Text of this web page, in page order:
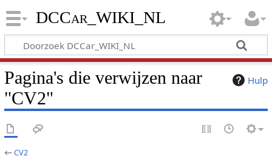
DCCar_WIKI_NL
Hulp
Pagina's die verwijzen naar
"CV2"
←CV2